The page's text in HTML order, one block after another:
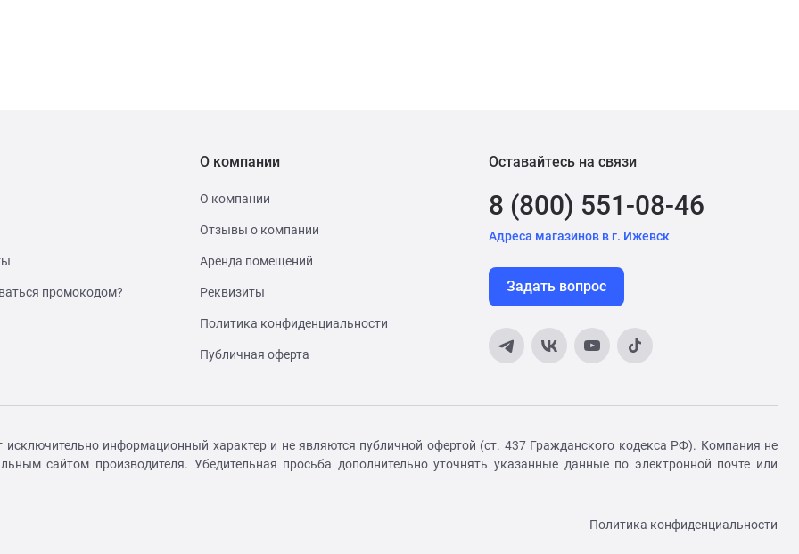
промокодом?
О компании
О компании
Отзывы о компании
Аренда помещений
Реквизиты
Политика конфиденциальности
Публичная оферта
Оставайтесь на связи
8 (800) 551-08-46
Адреса магазинов в г. Ижевск
Задать вопрос
исключительно информационный характер и не являются публичной офертой (ст. 437 Гражданского кодекса РФ). Компания не
сайтом производителя. Убедительная просьба дополнительно уточнять указанные данные по электронной почте или
Политика конфиденциальности